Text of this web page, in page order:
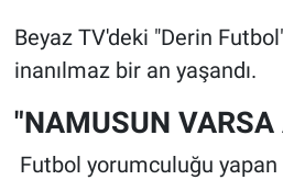
Beyaz TV'deki "Derin
inanılmaz bir an yaşandı.
"NAMUSUN VARSA
Futbol yorumculuğu